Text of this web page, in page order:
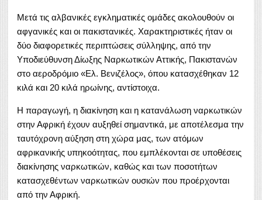
Μετά τις αλβανικές εγκληματικές ομάδες ακολουθούν οι
αφγανικές και οι πακιστανικές. Χαρακτηριστικές ήταν οι
δύο διαφορετικές περιπτώσεις σύλληψης, από την
Υποδιεύθυνση Δίωξης Ναρκωτικών Αττικής, Πακιστανών
στο αεροδρόμιο «Ελ. Βενιζέλος», όπου κατασχέθηκαν 12
κιλά και 20 κιλά ηρωίνης, αντίστοιχα.
Η παραγωγή, η διακίνηση και η κατανάλωση ναρκωτικών
στην Αφρική έχουν αυξηθεί σημαντικά, με αποτέλεσμα την
ταυτόχρονη αύξηση στη χώρα μας, των ατόμων
αφρικανικής υπηκοότητας, που εμπλέκονται σε υποθέσεις
διακίνησης ναρκωτικών, καθώς και των ποσοτήτων
κατασχεθέντων ναρκωτικών ουσιών που προέρχονται
από την Αφρική.